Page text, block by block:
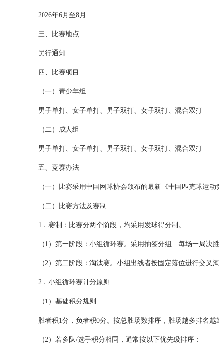
2026年6月至8月
三、比赛地点
另行通知
四、比赛项目
（一）青少年组
男子单打、女子单打、男子双打、女子双打、混合双打
（二）成人组
男子单打、女子单打、男子双打、女子双打、混合双打
五、竞赛办法
（一）比赛采用中国网球协会颁布的最新《中国匹克球运动
（二）比赛方法及赛制
1．赛制：比赛分两个阶段，均采用发球得分制。
（1）第一阶段：小组循环赛。采用抽签分组，每场一局决
（2）第二阶段：淘汰赛。小组出线者按固定落位进行交叉
2．小组循环赛计分原则
（1）基础积分规则
胜者积1分，负者积0分。按总胜场数排序，胜场越多排名越
（2）若多队/选手积分相同，通常按以下优先级排序：